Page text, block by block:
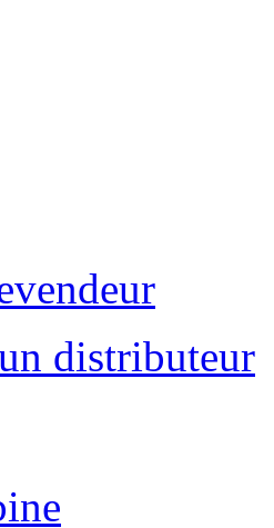
distributeur